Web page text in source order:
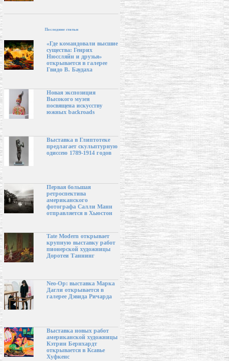
Последние статьи
«Где командовали высшие
существа: Генрих
Нюссляйн и друзья»
открывается в галерее
Гвидо В. Баудаха
Новая экспозиция
Высокого музея
посвящена искусству
южных backroads
Выставка в Глиптотеке
предлагает скульптурную
одиссею 1789-1914 годов
Первая большая
ретроспектива
американского
фотографа Салли Манн
отправляется в Хьюстон
Tate Modern открывает
крупную выставку работ
пионерской художницы
Доротеи Таннинг
Neo-Op: выставка Марка
Дагли открывается в
галерее Дэвида Ричарда
Выставка новых работ
американской художницы
Кэтрин Бернхардт
открывается в Ксавье
Хуфкенс